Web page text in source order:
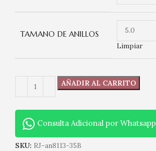
TAMANO DE ANILLOS
Limpiar
AÑADIR AL CARRITO
Consulta Adicional por Whatsapp
SKU: RJ-an8113-35B